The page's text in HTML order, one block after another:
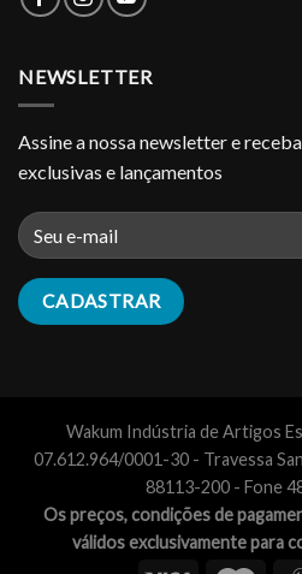
NEWSLETTER
Assine a nossa newsletter e
exclusivas e lançamentos
Wakum Indústria de Artigos
07.612.964/0001-30 - Travessa
88113-200 - Fone
Os preços, condições de
válidos exclusivamente para